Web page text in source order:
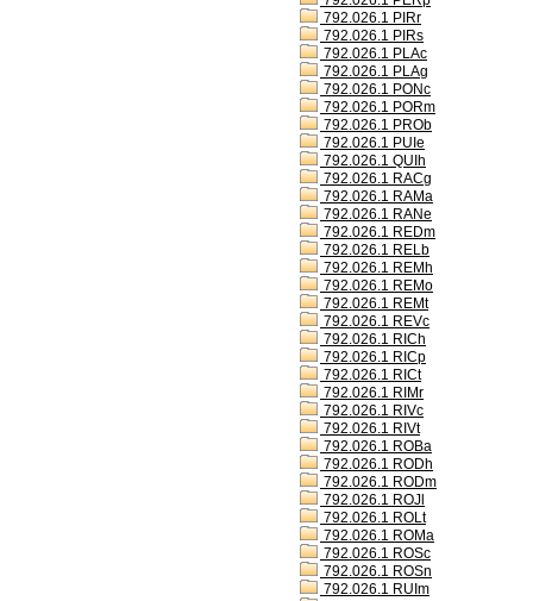
792.026.1 PIRr
792.026.1 PIRs
792.026.1 PLAc
792.026.1 PLAg
792.026.1 PONc
792.026.1 PORm
792.026.1 PROb
792.026.1 PUIe
792.026.1 QUIh
792.026.1 RACg
792.026.1 RAMa
792.026.1 RANe
792.026.1 REDm
792.026.1 RELb
792.026.1 REMh
792.026.1 REMo
792.026.1 REMt
792.026.1 REVc
792.026.1 RICh
792.026.1 RICp
792.026.1 RICt
792.026.1 RIMr
792.026.1 RIVc
792.026.1 RIVt
792.026.1 ROBa
792.026.1 RODh
792.026.1 RODm
792.026.1 ROJl
792.026.1 ROLt
792.026.1 ROMa
792.026.1 ROSc
792.026.1 ROSn
792.026.1 RUIm